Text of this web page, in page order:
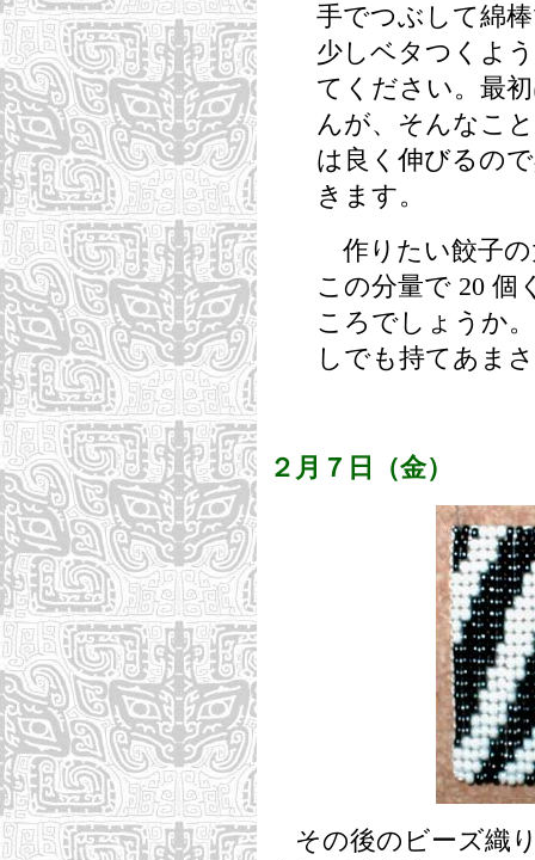
手でつぶして綿
少しベタつくよ
てください。最
んが、そんなこ
は良く伸びるの
きます。
作りたい餃子
この分量で 20 個
ころでしょうか
しでも持てあま
２月７日（金）
その後のビーズ織